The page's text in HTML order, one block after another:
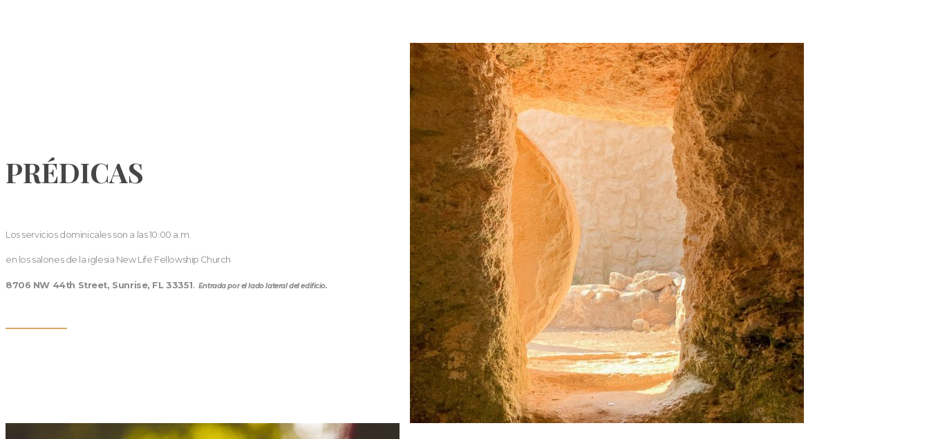
PRÉDICAS
Los servicios dominicales son a las 10:00 a.m.
en los salones de la iglesia New Life Fellowship Church
8706 NW 44th Street, Sunrise, FL 33351. Entrada por el lado lateral del edificio.